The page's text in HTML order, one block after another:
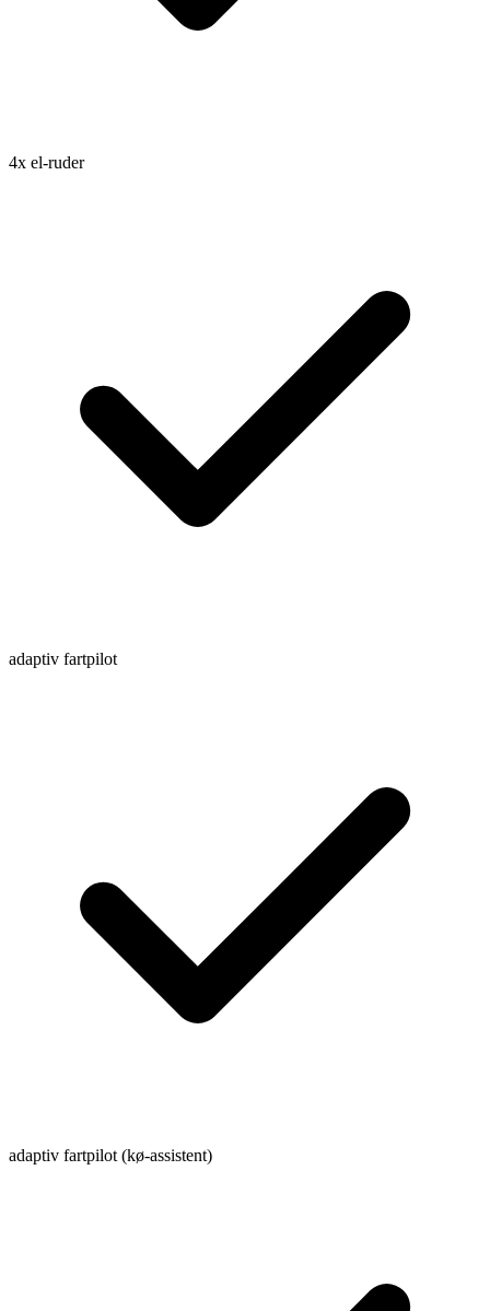
4x el-ruder
adaptiv fartpilot
adaptiv fartpilot (kø-assistent)